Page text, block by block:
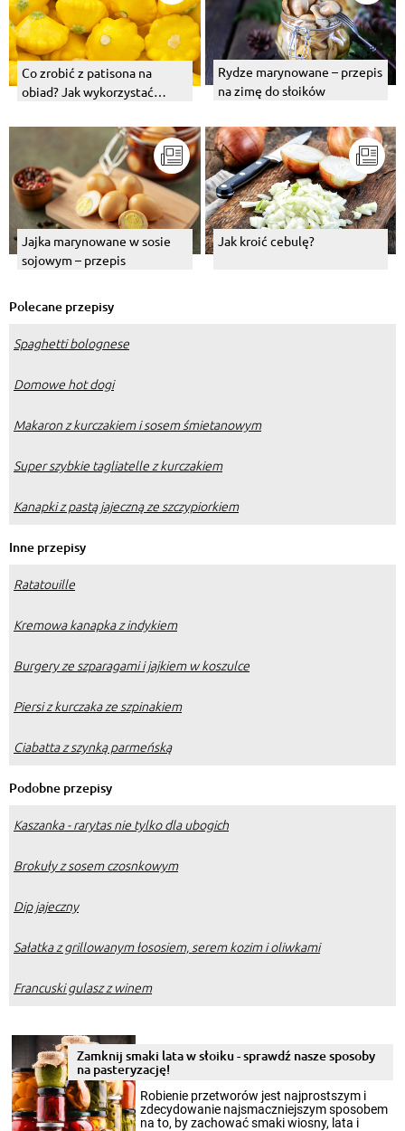
Co zrobić z patisona na
obiad? Jak wykorzystać
marynowanego?
Rydze marynowane – przepis
na zimę do słoików
Jajka marynowane w sosie
sojowym – przepis
Jak kroić cebulę?
Polecane przepisy
Spaghetti bolognese
Domowe hot dogi
Makaron z kurczakiem i sosem śmietanowym
Super szybkie tagliatelle z kurczakiem
Kanapki z pastą jajeczną ze szczypiorkiem
Inne przepisy
Ratatouille
Kremowa kanapka z indykiem
Burgery ze szparagami i jajkiem w koszulce
Piersi z kurczaka ze szpinakiem
Ciabatta z szynką parmeńską
Podobne przepisy
Kaszanka - rarytas nie tylko dla ubogich
Brokuły z sosem czosnkowym
Dip jajeczny
Sałatka z grillowanym łososiem, serem kozim i oliwkami
Francuski gulasz z winem
Zamknij smaki lata w słoiku - sprawdź nasze sposoby
na pasteryzację!
Robienie przetworów jest najprostszym i
zdecydowanie najsmaczniejszym sposobem
na to, by zachować smaki wiosny, lata i